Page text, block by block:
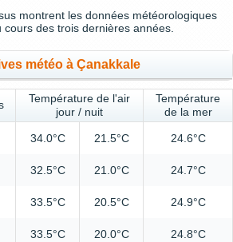
montrent les données météorologiques
cours des trois dernières années.
météo à Çanakkale
Température de l'air
jour / nuit
Température
de la mer
34.0°C 21.5°C 24.6°C
32.5°C 21.0°C 24.7°C
33.5°C 20.5°C 24.9°C
33.5°C 20.0°C 24.8°C